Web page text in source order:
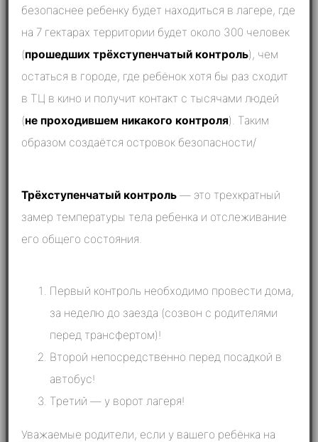
безопаснее ребенку будет находиться в лагере, где
на 7 гектарах территории будет около 300 человек
(прошедших трёхступенчатый контроль), чем
остаться в городе, где ребёнок хотя бы раз сходит
в ТЦ в кино и получит контакт с тысячами людей
(не проходившем никакого контроля). Таким
образом создаётся островок безопасности/
Трёхступенчатый контроль — это трехкратный
замер температуры тела ребенка и отслеживание
его общего состояния.
Первый контроль необходимо провести дома,
за неделю до заезда (созвон с родителями
перед трансфертом)!
Второй непосредственно перед посадкой в
автобус!
Третий — у ворот лагеря!
Уважаемые родители, если у вашего ребёнка на